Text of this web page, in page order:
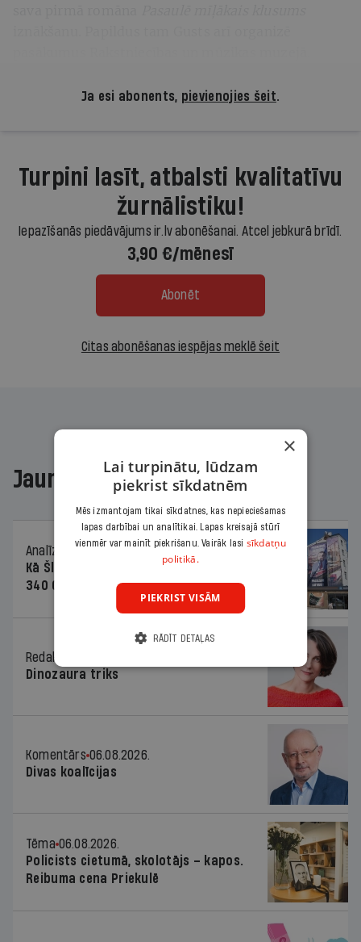
Ja esi abonents, pievienojies šeit.
Turpini lasīt, atbalsti kvalitatīvu
žurnālistiku!
Iepazīšanās piedāvājums ir.lv abonēšanai. Atcel jebkurā brīdī.
3,90 €/mēnesī
Abonēt
Citas abonēšanas iespējas meklē šeit
Jaunākajā žurnālā
Analīze
06.08.2026.
Kā Šlesera partija palika nesodīta par
340 000 vērtu reklāmas kampaņu
Redaktores sleja
Dinozaura triks
Komentārs 06.08.2026.
Divas koalīcijas
Tēma 06.08.2026.
Policists cietumā, skolotājs – kapos.
Reibuma cena Priekulē
×
Lai turpinātu, lūdzam
piekrist sīkdatnēm
Mēs izmantojam tikai sīkdatnes, kas nepieciešamas
lapas darbībai un analītikai. Lapas kreisajā stūrī
vienmēr var mainīt piekrišanu. Vairāk lasi sīkdatņu
politikā.
PIEKRIST VISĀM
RĀDĪT DETAĻAS